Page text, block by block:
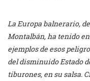
La Europa balnerario,
Montalbán, ha tenido
ejemplos de esos
del disminuido Estado
tiburones, en su salsa.